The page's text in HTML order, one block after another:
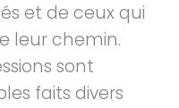
et de ceux qui
leur chemin.
sont
faits divers